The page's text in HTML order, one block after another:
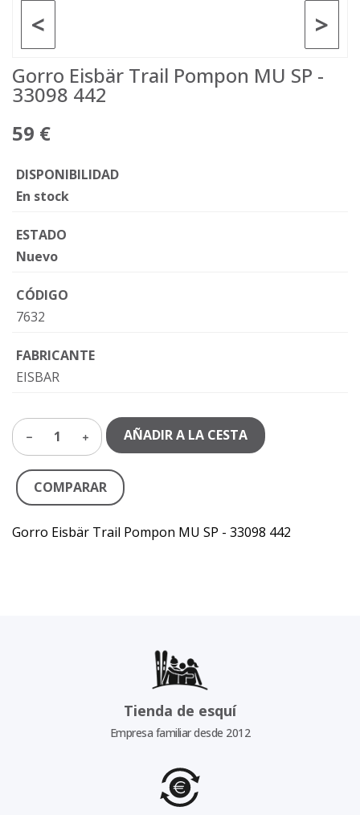
>
<
Gorro Eisbär Trail Pompon MU SP -
33098 442
59 €
DISPONIBILIDAD
En stock
ESTADO
Nuevo
CÓDIGO
7632
FABRICANTE
EISBAR
1 AÑADIR A LA CESTA
COMPARAR
Gorro Eisbär Trail Pompon MU SP - 33098 442
Tienda de esquí
Empresa familiar desde 2012